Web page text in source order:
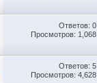
Ответов: 0
Просмотров: 1,068
Ответов: 5
Просмотров: 4,628